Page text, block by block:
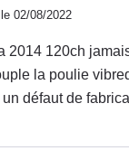
le 02/08/2022
2014 120ch
la poulie
défaut de
que 8 ans